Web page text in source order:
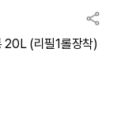
20L (리필1롤장착)